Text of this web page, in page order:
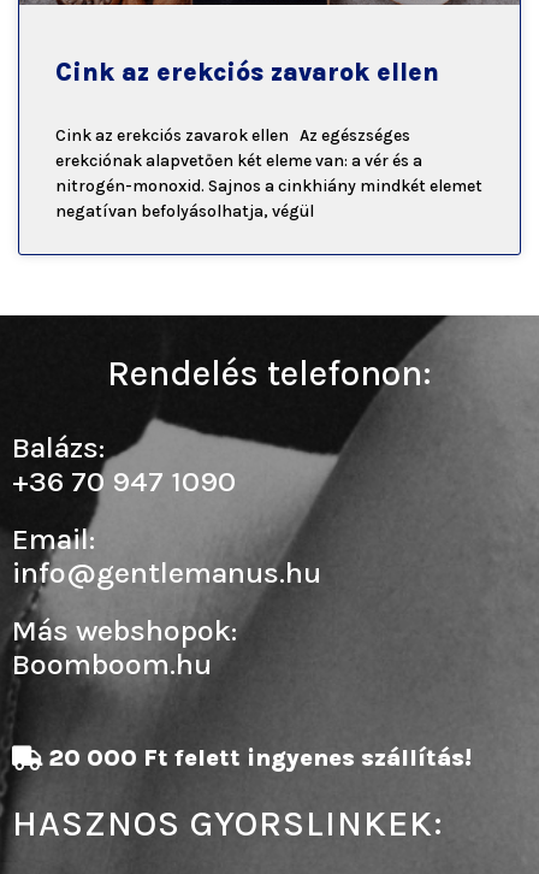
Cink az erekciós zavarok ellen
Cink az erekciós zavarok ellen Az egészséges
erekciónak alapvetően két eleme van: a vér és a
nitrogén-monoxid. Sajnos a cinkhiány mindkét elemet
negatívan befolyásolhatja, végül
20 000 Ft felett ingyenes szállítás!
HASZNOS GYORSLINKEK:
Rendelés telefonon:
Balázs:
+36 70 947 1090
Email:
info@gentlemanus.hu
Más webshopok:
Boomboom.hu